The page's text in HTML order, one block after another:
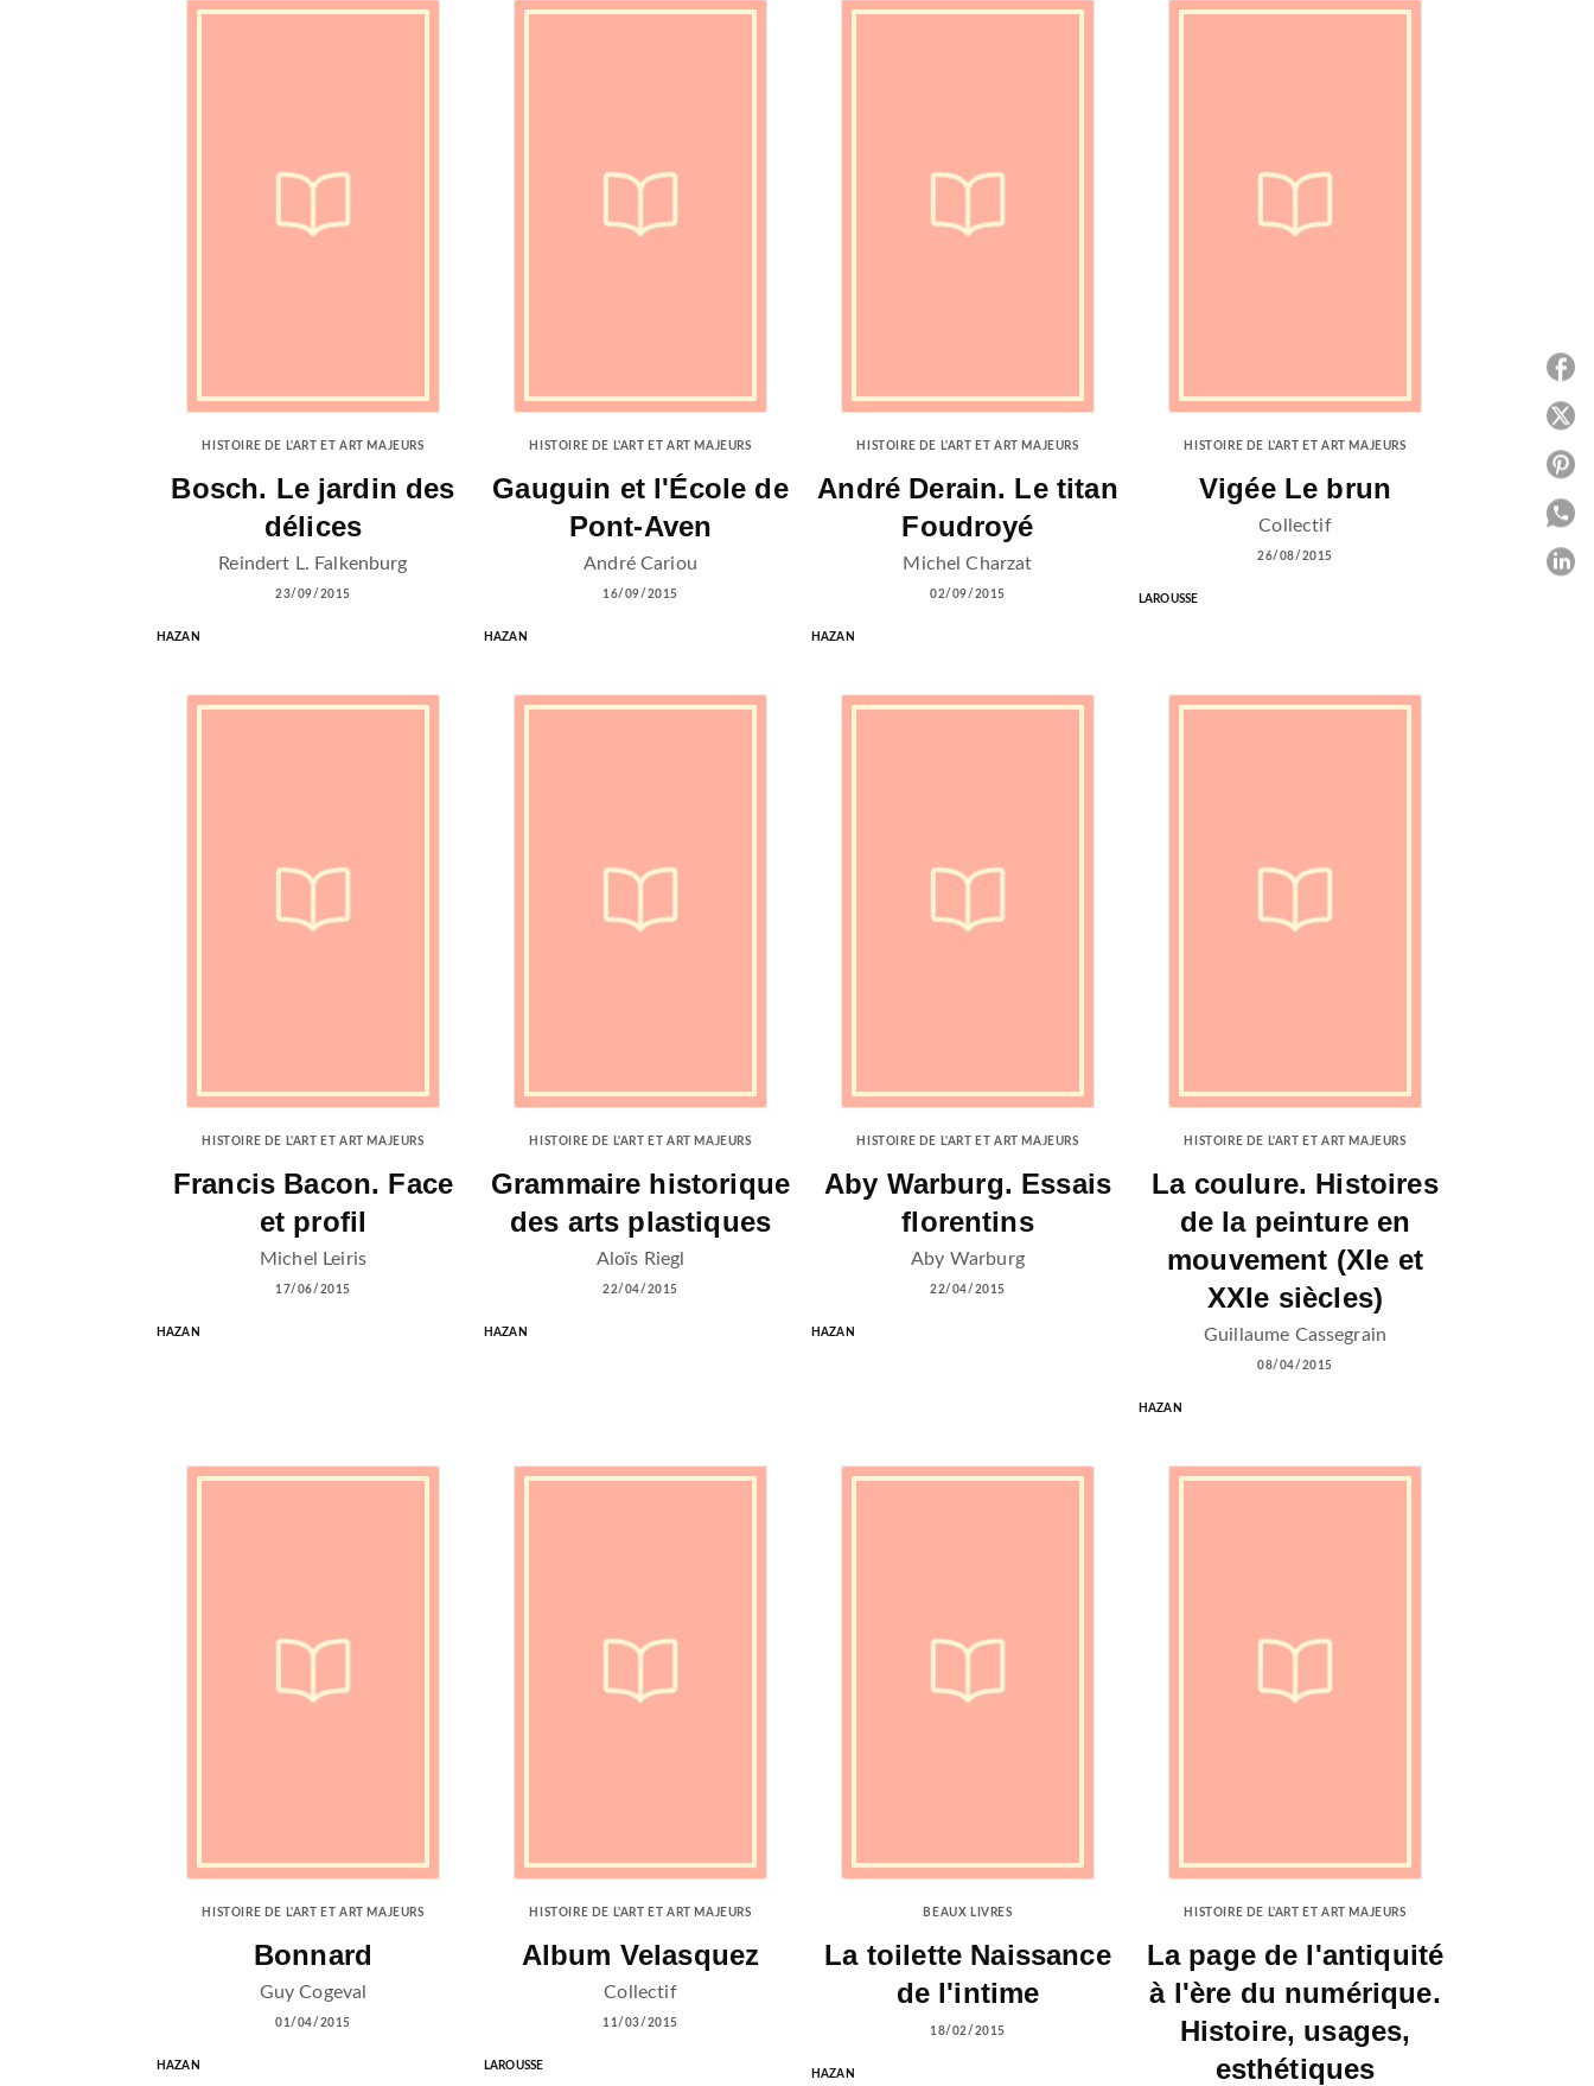
HISTOIRE DE L'ART ET ART MAJEURS
Bosch. Le jardin des
délices
Reindert L. Falkenburg
23/09/2015
HAZAN
HISTOIRE DE L'ART ET ART MAJEURS
Gauguin et l'École de
Pont-Aven
André Cariou
16/09/2015
HAZAN
HISTOIRE DE L'ART ET ART MAJEURS
André Derain. Le titan
Foudroyé
Michel Charzat
02/09/2015
HAZAN
HISTOIRE DE L'ART ET ART MAJEURS
Vigée Le brun
Collectif
26/08/2015
LAROUSSE
HISTOIRE DE L'ART ET ART MAJEURS
Francis Bacon. Face
et profil
Michel Leiris
17/06/2015
HAZAN
HISTOIRE DE L'ART ET ART MAJEURS
Grammaire historique
des arts plastiques
Aloïs Riegl
22/04/2015
HAZAN
HISTOIRE DE L'ART ET ART MAJEURS
Aby Warburg. Essais
florentins
Aby Warburg
22/04/2015
HAZAN
HISTOIRE DE L'ART ET ART MAJEURS
La coulure. Histoires
de la peinture en
mouvement (XIe et
XXIe siècles)
Guillaume Cassegrain
08/04/2015
HAZAN
HISTOIRE DE L'ART ET ART MAJEURS
Bonnard
Guy Cogeval
01/04/2015
HAZAN
HISTOIRE DE L'ART ET ART MAJEURS
Album Velasquez
Collectif
11/03/2015
LAROUSSE
BEAUX LIVRES
La toilette Naissance
de l'intime
18/02/2015
HAZAN
HISTOIRE DE L'ART ET ART MAJEURS
La page de l'antiquité
à l'ère du numérique.
Histoire, usages,
esthétiques